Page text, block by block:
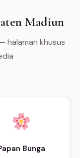
Madiun
halaman khusus
Bunga